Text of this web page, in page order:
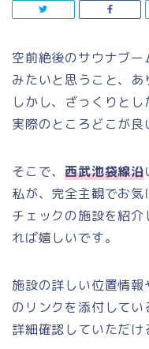
空前絶後のサウナブ
みたいと思うこと、あ
しかし、ざっくりと
実際のところどこが
そこで、西武池袋線沿
私が、完全主観でお
チェックの施設を紹
れば嬉しいです。
施設の詳しい位置情報
のリンクを添付して
詳細確認していただけ